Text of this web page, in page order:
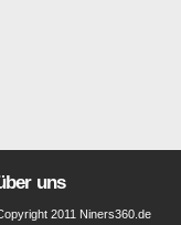
uns
2011 Niners360.de